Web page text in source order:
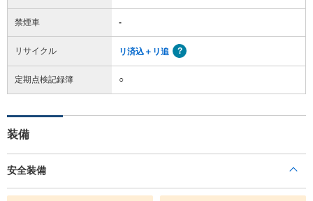
禁煙車 -
リサイクル リ済込＋リ追
定期点検記録簿 ○
装備
安全装備